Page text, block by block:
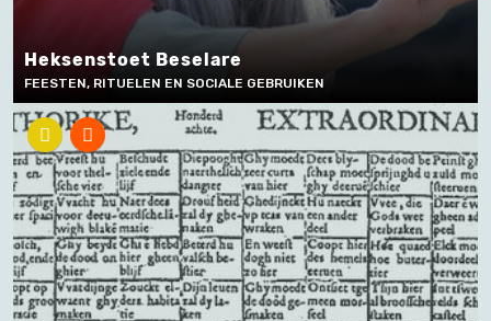
Heksenstoet Beselare
FEESTEN, RITUELEN EN SOCIALE GEBRUIKEN